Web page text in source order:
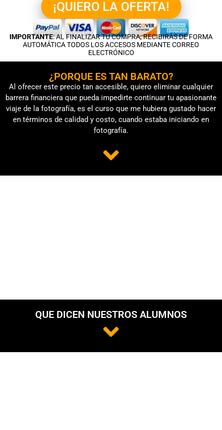
¡QUIERO LA OFERTA!
IMPORTANTE: AL FINALIZAR TU COMPRA, RECIBIRÁS DE FORMA
AUTOMÁTICA TODOS LOS ACCESOS MEDIANTE CORREO
ELECTRÓNICO
¿PORQUE ES TAN BARATO?
Al ofrecer este precio tan accesible, quiero eliminar cualquier
barrera financiera que pueda impedirte continuar tu apasionante
viaje de la fotografía, es el curso que me hubiera gustado hacer
en términos de calidad y costo, cuando estaba iniciando en
fotografía.
QUE DICEN NUESTROS ALUMNOS